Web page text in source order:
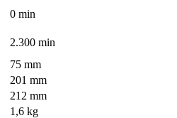
0 min
2.300 min
75 mm
201 mm
212 mm
1,6 kg